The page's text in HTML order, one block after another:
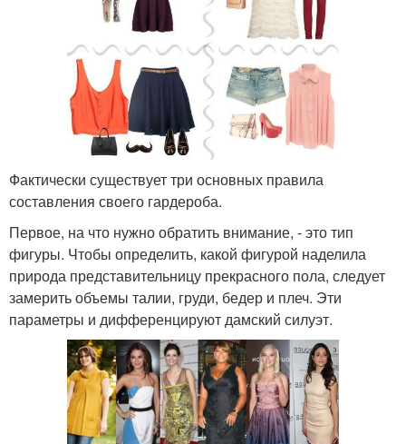
Фактически существует три основных правила
составления своего гардероба.
Первое, на что нужно обратить внимание, - это тип
фигуры. Чтобы определить, какой фигурой наделила
природа представительницу прекрасного пола, следует
замерить объемы талии, груди, бедер и плеч. Эти
параметры и дифференцируют дамский силуэт.